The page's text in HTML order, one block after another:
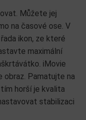
Můžete jej
na časové ose. V
ikon, ze které
maximální
iMovie
obraz. Pamatujte na
horší je kvalita
stabilizaci